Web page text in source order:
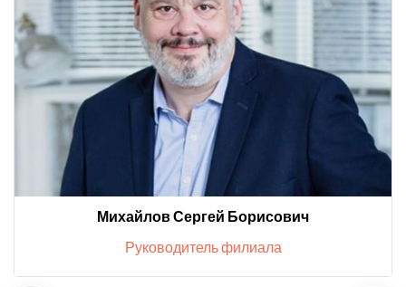
Михайлов Сергей Борисович
Руководитель филиала